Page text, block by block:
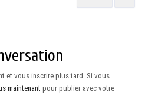
et vous inscrire plus tard. Si vous
maintenant pour publier avec votre